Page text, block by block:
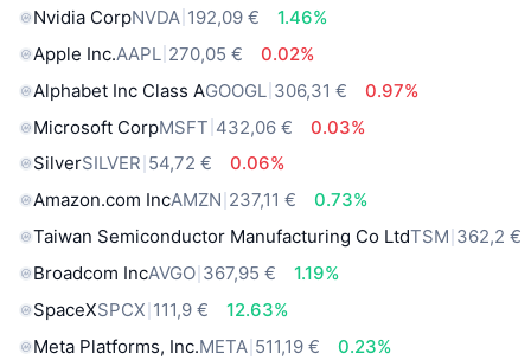
Nvidia CorpNVDA 192,09 €
1.46%
Apple Inc.AAPL 270,05 €
0.02%
Alphabet Inc Class AGOOGL 306,31 €
0.97%
Microsoft CorpMSFT 432,06 €
0.03%
SilverSILVER 54,72 €
0.06%
Amazon.com IncAMZN 237,11 €
0.73%
Taiwan Semiconductor Manufacturing Co LtdTSM 362,2 €
Broadcom IncAVGO 367,95 €
1.19%
SpaceXSPCX 111,9 €
12.63%
Meta Platforms, Inc.META 511,19 €
0.23%